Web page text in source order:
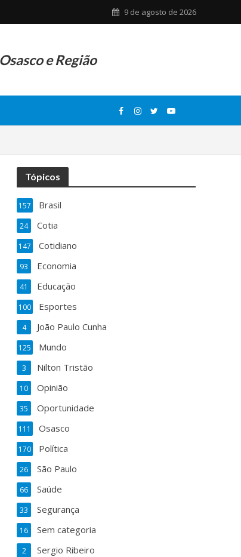
9 de agosto de 2026
e Região
Tópicos
Brasil
157
Cotia
24
Cotidiano
147
Economia
93
Educação
41
Esportes
100
João Paulo Cunha
4
Mundo
125
Nilton Tristão
3
Opinião
10
Oportunidade
35
Osasco
111
Política
170
São Paulo
26
Saúde
66
Segurança
33
Sem categoria
16
Sergio Ribeiro
2